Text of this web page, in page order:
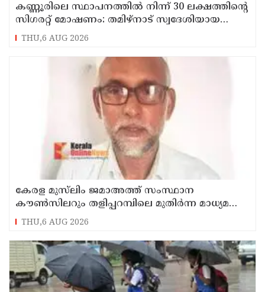
കണ്ണൂരിലെ സ്ഥാപനത്തിൽ നിന്ന് 30 ലക്ഷത്തിന്റെ
സിഗരറ്റ് മോഷണം: തമിഴ്‌നാട് സ്വദേശിയായ
സെയിൽസ്മാൻ തെങ്കാശിയിൽ പിടിയിൽ
THU,6 AUG 2026
കേരള മുസ്‌ലിം ജമാഅത്ത് സംസ്ഥാന
കൗൺസിലറും തളിപ്പറമ്പിലെ മുതിർന്ന മാധ്യമ
പ്രവർത്തകനുമായ ബി എ അലി മൊഗ്രാൽ
നിര്യാതനായി
THU,6 AUG 2026